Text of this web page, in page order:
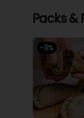
Packs &
-11%